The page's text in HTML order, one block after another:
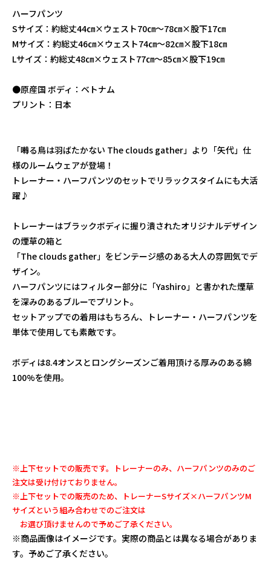
ハーフパンツ
Sサイズ：約総丈44㎝×ウェスト70㎝～78㎝×股下17㎝
Mサイズ：約総丈46㎝×ウェスト74㎝～82㎝×股下18㎝
Lサイズ：約総丈48㎝×ウェスト77㎝～85㎝×股下19㎝
●原産国 ボディ：ベトナム
プリント：日本
「囀る鳥は羽ばたかない The clouds gather」より「矢代」仕
様のルームウェアが登場！
トレーナー・ハーフパンツのセットでリラックスタイムにも大活
躍♪
トレーナーはブラックボディに握り潰されたオリジナルデザイン
の煙草の箱と
「The clouds gather」をビンテージ感のある大人の雰囲気でデ
ザイン。
ハーフパンツにはフィルター部分に「Yashiro」と書かれた煙草
を深みのあるブルーでプリント。
セットアップでの着用はもちろん、トレーナー・ハーフパンツを
単体で使用しても素敵です。
ボディは8.4オンスとロングシーズンご着用頂ける厚みのある綿
100%を使用。
※上下セットでの販売です。トレーナーのみ、ハーフパンツのみのご
注文は受け付けておりません。
※上下セットでの販売のため、トレーナーSサイズ×ハーフパンツM
サイズという組み合わせでのご注文は
お選び頂けませんので予めご了承ください。
※商品画像はイメージです。実際の商品とは異なる場合がありま
す。予めご了承ください。